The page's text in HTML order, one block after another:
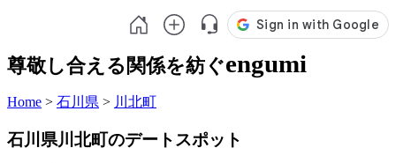
尊敬し合える関係を紡ぐengumi
Home > 石川県 > 川北町
石川県川北町のデートスポット